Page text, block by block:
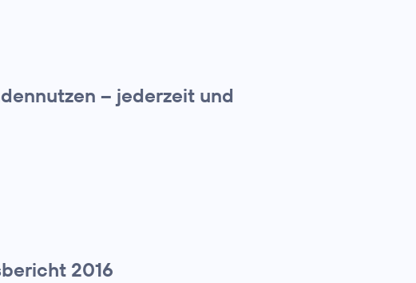
– jederzeit und
2016